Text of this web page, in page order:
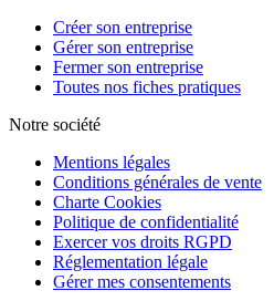
Créer son entreprise
Gérer son entreprise
Fermer son entreprise
Toutes nos fiches pratiques
Notre société
Mentions légales
Conditions générales de vente
Charte Cookies
Politique de confidentialité
Exercer vos droits RGPD
Réglementation légale
Gérer mes consentements